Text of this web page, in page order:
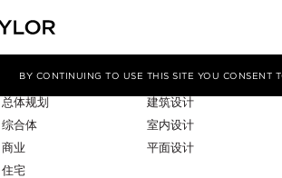
BY CONTINUING TO USE THIS SITE YOU
项目类型
总体规划
综合体
商业
住宅
服务
建筑设计
室内设计
平面设计